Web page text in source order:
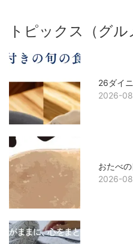
トピックス（グル
26ダイ
2026-
おたべ
2026-